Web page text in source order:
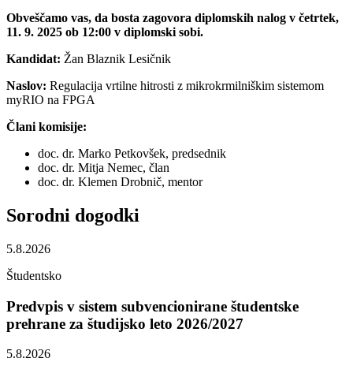
Obveščamo vas, da bosta zagovora diplomskih nalog v četrtek,
11. 9. 2025 ob 12:00 v diplomski sobi.
Kandidat: Žan Blaznik Lesičnik
Naslov: Regulacija vrtilne hitrosti z mikrokrmilniškim sistemom
myRIO na FPGA
Člani komisije:
doc. dr. Marko Petkovšek, predsednik
doc. dr. Mitja Nemec, član
doc. dr. Klemen Drobnič, mentor
Sorodni dogodki
5.8.2026
Študentsko
Predvpis v sistem subvencionirane študentske
prehrane za študijsko leto 2026/2027
5.8.2026